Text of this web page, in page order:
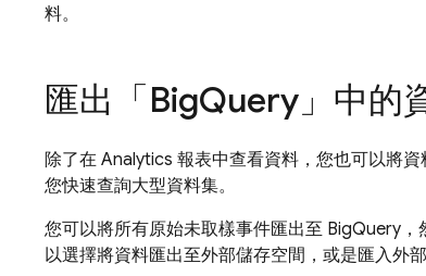
料。
匯出「BigQuery 」中的
除了在 Analytics 報表中查看資料，您也可以將資
您快速查詢大型資料集。
您可以將所有原始未取樣事件匯出至 BigQuery
以選擇將資料匯出至外部儲存空間，或是匯入外